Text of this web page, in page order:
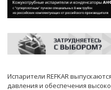
Испарители REFKAR
давления и обеспечения